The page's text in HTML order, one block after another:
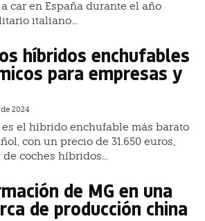
car en España durante el año
italiano...
híbridos enchufables
para empresas y
2024
el híbrido enchufable más barato
con un precio de 31.650 euros,
coches híbridos...
de MG en una
de producción china